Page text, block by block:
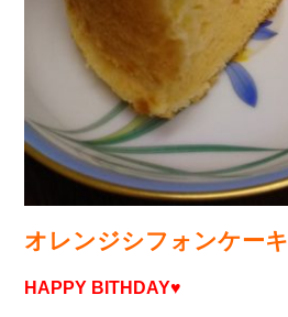
オレンジシフォンケーキ
HAPPY BITHDAY♥